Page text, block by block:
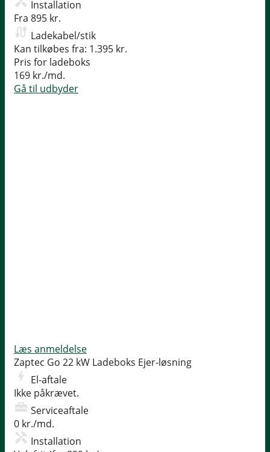
Installation
Fra 895 kr.
Ladekabel/stik
Kan tilkøbes fra: 1.395 kr.
Pris for ladeboks
169 kr./md.
Gå til udbyder
Læs anmeldelse
Zaptec Go 22 kW Ladeboks Ejer-løsning
El-aftale
Ikke påkrævet.
Serviceaftale
0 kr./md.
Installation